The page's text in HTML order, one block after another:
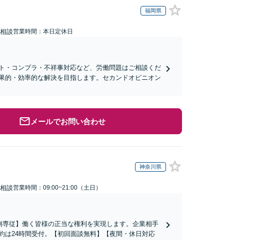
福岡県
談営業時間：本日定休日
・コンプラ・不祥事対応など、労働問題はご相談くだ
的・効率的な解決を目指します。セカンドオピニオン
メールでお問い合わせ
神奈川県
談営業時間：09:00~21:00（土日）
従】働く皆様の正当な権利を実現します。企業相手
は24時間受付。【初回面談無料】【夜間・休日対応